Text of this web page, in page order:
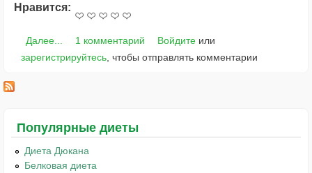
Нравится:
Далее... 1 комментарий Войдитеили
зарегистрируйтесь , чтобы отправлять комментарии
Популярные диеты
Диета Дюкана
Белковая диета